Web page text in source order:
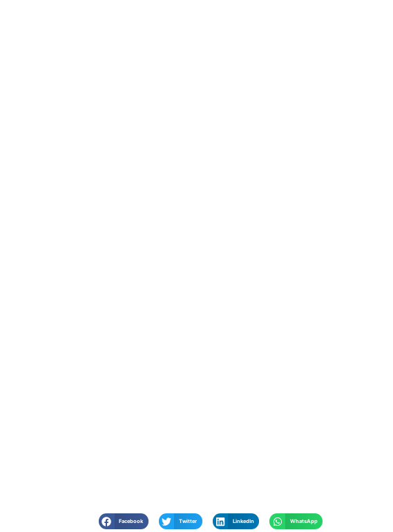
Facebook Twitter LinkedIn WhatsApp